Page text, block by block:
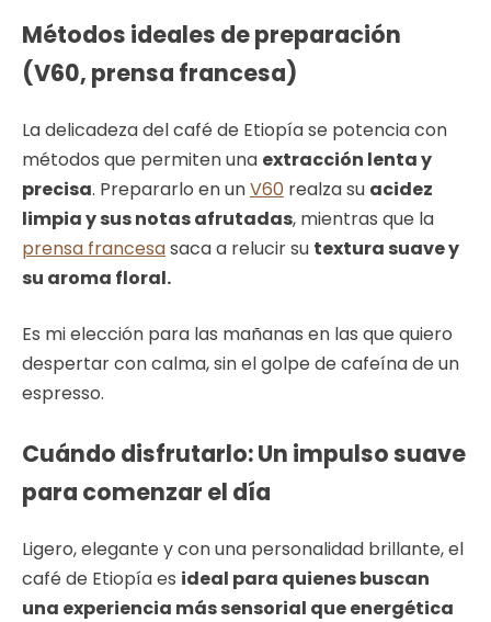
Métodos ideales de preparación
(V60, prensa francesa)
La delicadeza del café de Etiopía se potencia con
métodos que permiten una extracción lenta y
precisa. Prepararlo en unV60 realza su acidez
limpia y sus notas afrutadas, mientras que la
prensa francesasaca a relucir su textura suave y
su aroma floral.
Es mi elección para las mañanas en las que quiero
despertar con calma, sin el golpe de cafeína de un
espresso.
Cuándo disfrutarlo: Un impulso suave
para comenzar el día
Ligero, elegante y con una personalidad brillante, el
café de Etiopía es ideal para quienes buscan
una experiencia más sensorial que energética